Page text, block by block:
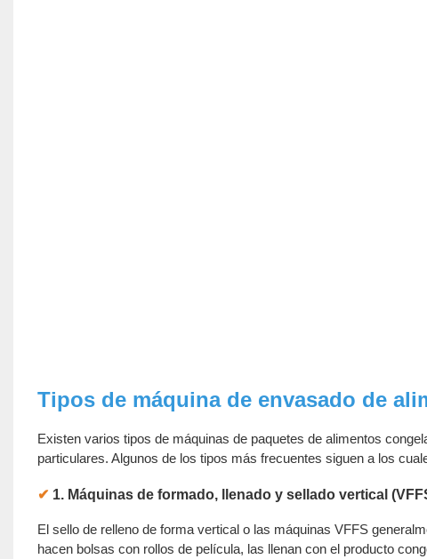
Tipos de máquina de envasado de
Existen varios tipos de máquinas de paquetes de alimentos
particulares. Algunos de los tipos más frecuentes siguen a los
✔ 1. Máquinas de formado, llenado y sellado vertical
El sello de relleno de forma vertical o las máquinas VFFS
hacen bolsas con rollos de película, las llenan con el producto